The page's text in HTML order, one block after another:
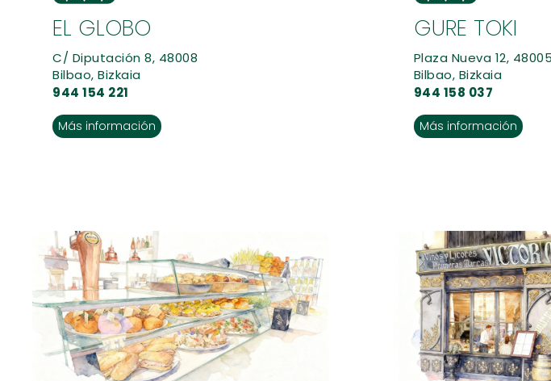
EL GLOBO
C/ Diputación 8, 48008
Bilbao, Bizkaia
944 154 221
Más información
GURE TOKI
Plaza Nueva 12, 48005
Bilbao, Bizkaia
944 158 037
Más información